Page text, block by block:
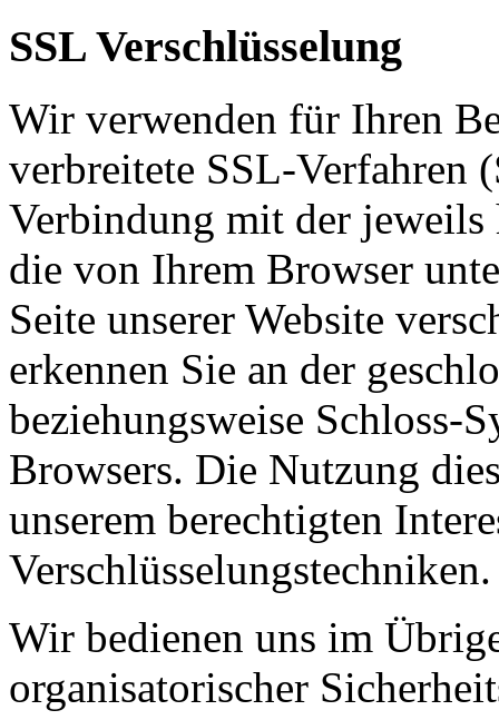
SSL Verschlüsselung
Wir verwenden für Ihren
verbreitete SSL-Verfahren
Verbindung mit der jeweils
die von Ihrem Browser
Seite unserer Website
erkennen Sie an der
beziehungsweise Schloss-
Browsers. Die Nutzung
unserem berechtigten
Wir bedienen uns im
organisatorischer